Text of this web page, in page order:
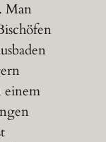
Man
einem